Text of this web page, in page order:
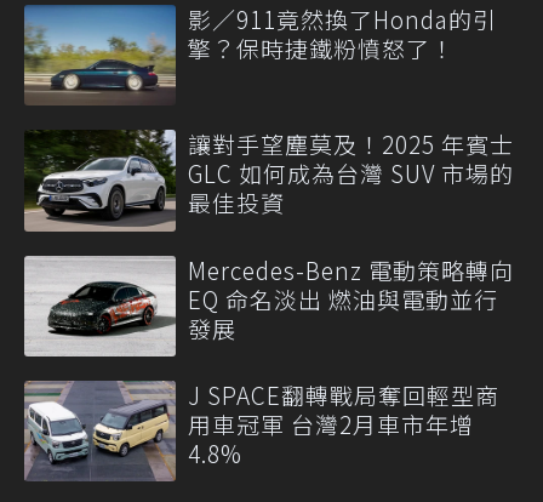
影／911竟然換了Honda的引
擎？保時捷鐵粉憤怒了！
讓對手望塵莫及！2025 年賓士
GLC 如何成為台灣 SUV 市場的
最佳投資
Mercedes-Benz 電動策略轉向
EQ 命名淡出 燃油與電動並行
發展
J SPACE翻轉戰局奪回輕型商
用車冠軍 台灣2月車市年增
4.8%